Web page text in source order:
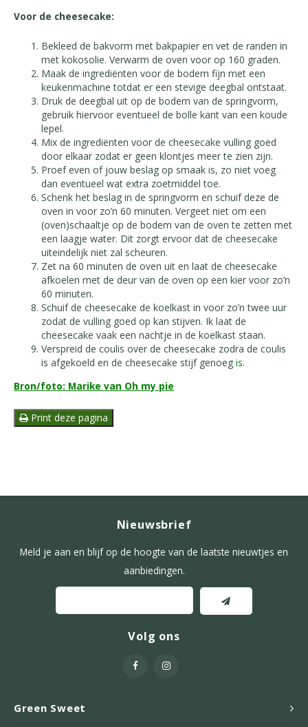
Voor de cheesecake:
Bekleed de bakvorm met bakpapier en vet de randen in
met kokosolie. Verwarm de oven voor op 160 graden.
Maak de ingrediënten voor de bodem fijn met een
keukenmachine totdat er een stevige deegbal ontstaat.
Druk de deegbal uit op de bodem van de springvorm,
gebruik hiervoor eventueel de bolle kant van een koude
lepel.
Mix de ingrediënten voor de cheesecake vulling goed
door elkaar zodat er geen klontjes meer te zien zijn.
Proef even of jouw beslag op smaak is, zo niet voeg
dan eventueel wat extra zoetmiddel toe.
Schenk het beslag in de springvorm en schuif deze de
oven in voor zo’n 60 minuten. Vergeet niet om een
(oven)schaaltje op de bodem van de oven te zetten met
een laagje water. Dit zorgt ervoor dat de cheesecake
uiteindelijk niet zal scheuren.
Zet na 60 minuten de oven uit en laat de cheesecake
afkoelen met de deur van de oven op een kier voor zo’n
60 minuten.
Schuif de cheesecake de koelkast in voor zo’n twee uur
zodat de vulling goed op kan stijven. Ik laat de
cheesecake vaak een nachtje in de koelkast staan.
Verspreid de coulis over de cheesecake zodra de coulis
is afgekoeld en de cheesecake stijf genoeg is.
Bron/foto: Marike van Oh my pie
Print deze pagina
Green Sweet
Nieuwsbrief
Meld je aan en blijf op de hoogte van de laatste nieuwtjes en
aanbiedingen.
Volg ons